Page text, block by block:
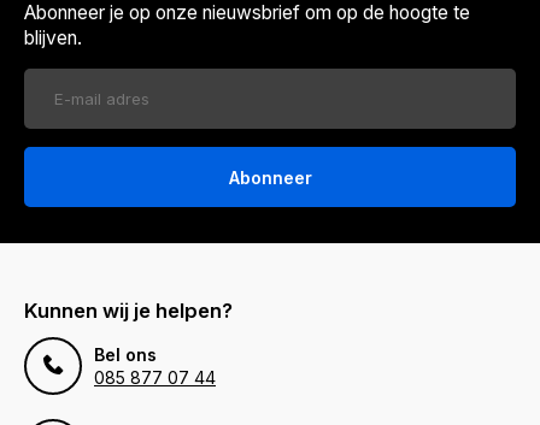
Abonneer je op onze nieuwsbrief om op de hoogte te
blijven.
Abonneer
Kunnen wij je helpen?
Bel ons
085 877 07 44